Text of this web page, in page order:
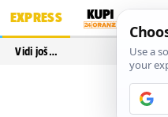
EXPRESS
Vidi još…